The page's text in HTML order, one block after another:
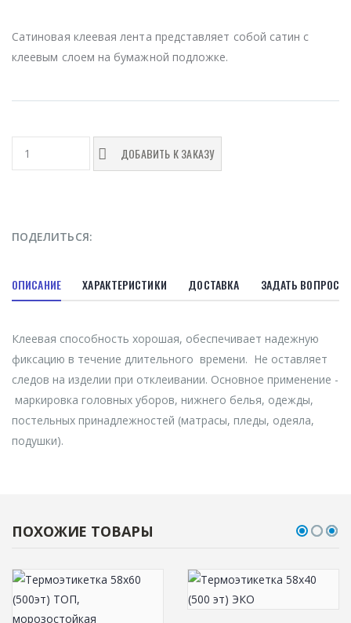
Сатиновая клеевая лента представляет собой сатин с
клеевым слоем на бумажной подложке.
ДОБАВИТЬ К ЗАКАЗУ
ПОДЕЛИТЬСЯ:
ОПИСАНИЕ ХАРАКТЕРИСТИКИ ДОСТАВКА ЗАДАТЬ ВОПРОС
Клеевая способность хорошая, обеспечивает надежную
фиксацию в течение длительного времени. Не оставляет
следов на изделии при отклеивании. Основное применение -
маркировка головных уборов, нижнего белья, одежды,
постельных принадлежностей (матрасы, пледы, одеяла,
подушки).
ПОХОЖИЕ ТОВАРЫ